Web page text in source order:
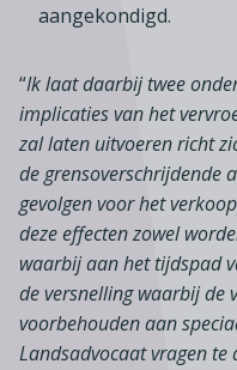
Zoeken
Partners
Jaarverslag
Pers
In English
Agenda
aangekondigd.
“Ik laat daarbij twee
implicaties van het
zal laten uitvoeren richt
de grensoverschrijdende
gevolgen voor het
deze effecten zowel
waarbij aan het tijdspad
de versnelling waarbij de
voorbehouden aan
Landsadvocaat vragen te